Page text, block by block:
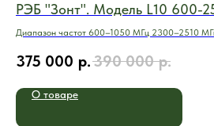
РЭБ "Зонт". Модель L10 600-
Диапазон частот 600–1050 МГц 2300–2510
375 000 р.390 000 р.
О товаре